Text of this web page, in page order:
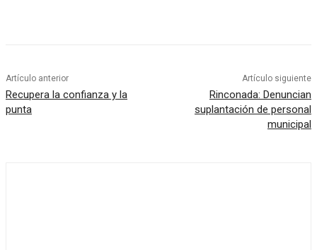
Artículo anterior
Recupera la confianza y la
punta
Artículo siguiente
Rinconada: Denuncian
suplantación de personal
municipal